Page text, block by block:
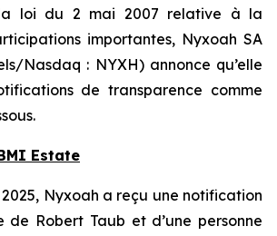
loi du 2 mai 2007 relative à la
importantes, Nyxoah SA
Nasdaq : NYXH) annonce qu’elle
de transparence comme
Estate
Nyxoah a reçu une notification
de Robert Taub et d’une personne